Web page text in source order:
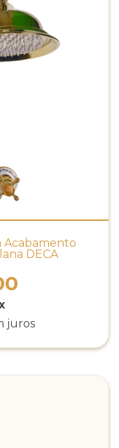
Acabamento
DECA
juros